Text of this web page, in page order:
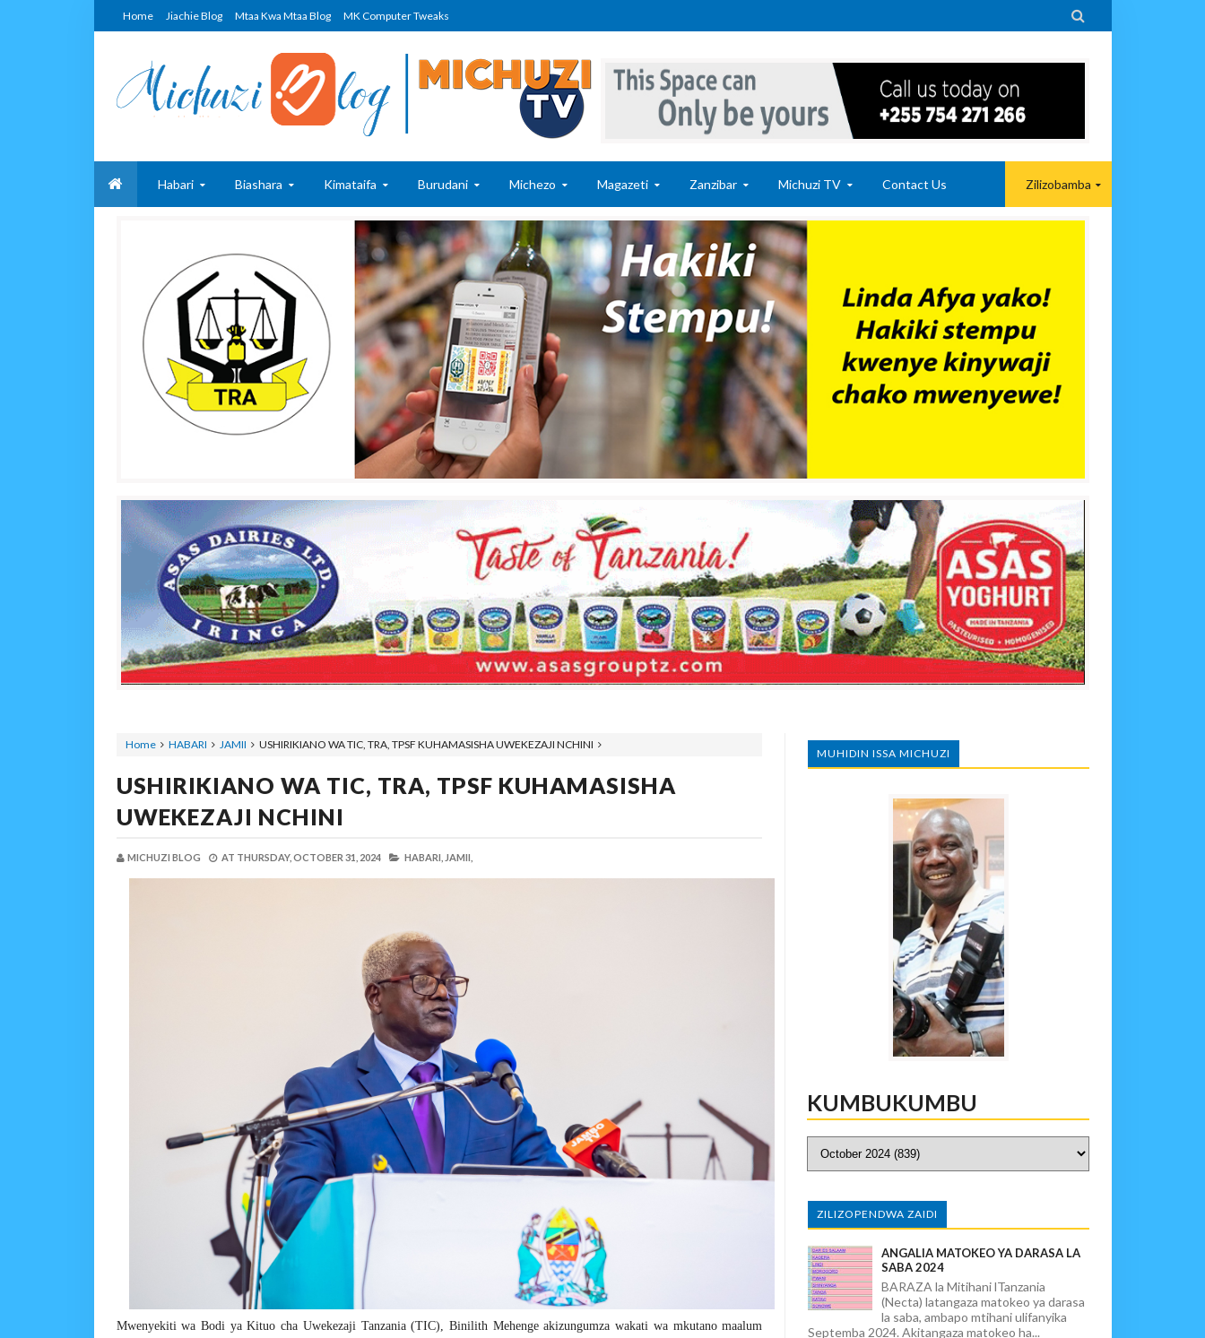
Home Jiachie Blog Mtaa Kwa Mtaa Blog MK Computer Tweaks 
Habari Biashara Kimataifa Burudani Michezo Magazeti Zanzibar Michuzi TV Contact Us Zilizobamba
Home HABARI JAMII USHIRIKIANO WA TIC, TRA, TPSF KUHAMASISHA UWEKEZAJI NCHINI
USHIRIKIANO WA TIC, TRA, TPSF KUHAMASISHA
UWEKEZAJI NCHINI
MICHUZI BLOG AT THURSDAY, OCTOBER 31, 2024 HABARI, JAMII,
Mwenyekiti wa Bodi ya Kituo cha Uwekezaji Tanzania (TIC), Binilith Mehenge akizungumza wakati wa mkutano maalum
MUHIDIN ISSA MICHUZI
KUMBUKUMBU
ZILIZOPENDWA ZAIDI
ANGALIA MATOKEO YA DARASA LA
SABA 2024
BARAZA la Mitihani lTanzania
(Necta) latangaza matokeo ya darasa
la saba, ambapo mtihani ulifanyika
Septemba 2024. Akitangaza matokeo ha...